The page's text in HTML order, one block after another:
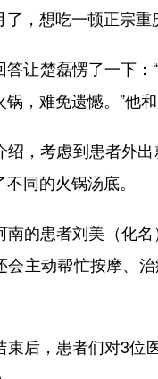
了，想吃一顿正宗重
楚磊愣了一下：“
，难免遗憾。”他
考虑到患者外出
同的火锅汤底。
患者刘美（化名
会主动帮忙按摩、
，患者们对3位医